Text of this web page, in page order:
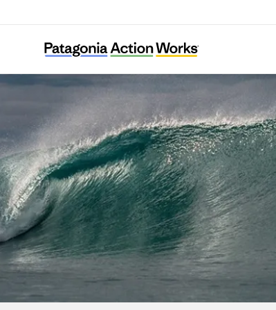
성남환경운동연합